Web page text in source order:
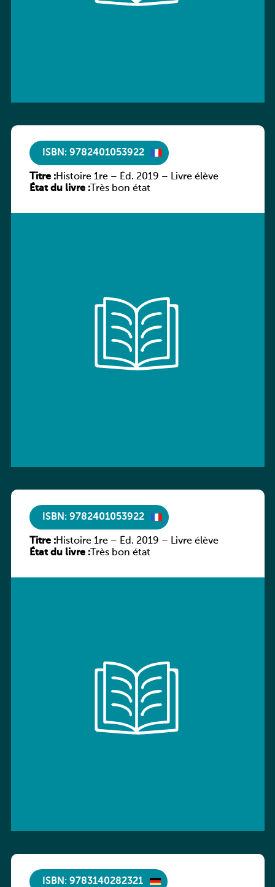
ISBN: 9782401053922
Titre :Histoire 1re – Éd. 2019 – Livre élève
État du livre :Très bon état
ISBN: 9782401053922
Titre :Histoire 1re – Éd. 2019 – Livre élève
État du livre :Très bon état
ISBN: 9783140282321